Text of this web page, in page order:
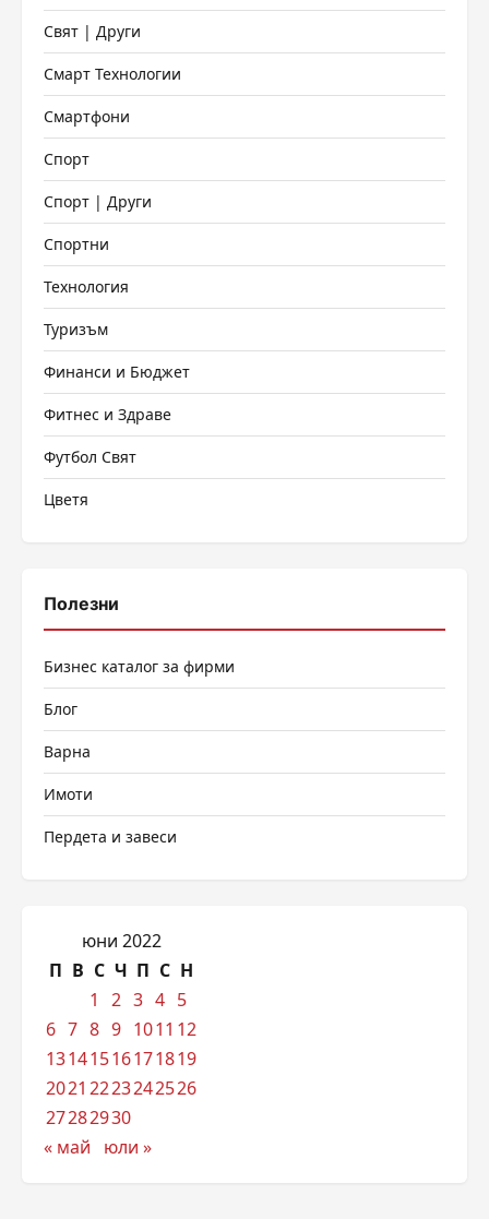
Свят | Други
Смарт Технологии
Смартфони
Спорт
Спорт | Други
Спортни
Технология
Туризъм
Финанси и Бюджет
Фитнес и Здраве
Футбол Свят
Цветя
Полезни
Бизнес каталог за фирми
Блог
Варна
Имоти
Пердета и завеси
юни 2022
П В С Ч П С Н
1
2 3 4 5
6 7 8 9 1011 12
13141516171819
2021 2223242526
27282930
« май
юли »